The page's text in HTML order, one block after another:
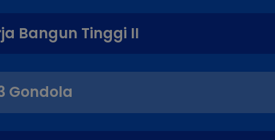
Bangun Tinggi II
Gondola